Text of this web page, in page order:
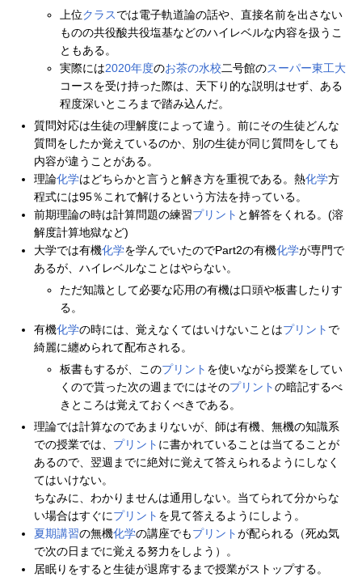
上位クラスでは電子軌道論の話や、直接名前を出さない
ものの共役酸共役塩基などのハイレベルな内容を扱うこ
ともある。
実際には2020年度のお茶の水校二号館のスーパー東工大
コースを受け持った際は、天下り的な説明はせず、ある
程度深いところまで踏み込んだ。
質問対応は生徒の理解度によって違う。前にその生徒どんな
質問をしたか覚えているのか、別の生徒が同じ質問をしても
内容が違うことがある。
理論化学はどちらかと言うと解き方を重視である。熱化学方
程式には95％これで解けるという方法を持っている。
前期理論の時は計算問題の練習プリント と解答をくれる。(溶
解度計算地獄など)
大学では有機化学を学んでいたのでPart2の有機化学が専門で
あるが、ハイレベルなことはやらない。
ただ知識として必要な応用の有機は口頭や板書したりす
る。
有機化学の時には、覚えなくてはいけないことはプリント で
綺麗に纏められて配布される。
板書もするが、このプリント を使いながら授業をしてい
くので貰った次の週までにはそのプリントの暗記するべ
きところは覚えておくべきである。
理論では計算なのであまりないが、師は有機、無機の知識系
での授業では、 プリント に書かれていることは当てることが
あるので、翌週までに絶対に覚えて答えられるようにしなく
てはいけない。
ちなみに、わかりませんは通用しない。当てられて分からな
い場合はすぐにプリント を見て答えるようにしよう。
夏期講習の無機化学の講座でもプリントが配られる（死ぬ気
で次の日までに覚える努力をしよう）。
居眠りをすると生徒が退席するまで授業がストップする。